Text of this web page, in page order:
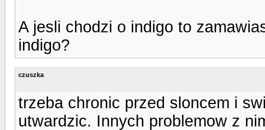
A jesli chodzi o indigo to
indigo?
czuszka
trzeba chronic przed sloncem i
utwardzic. Innych problemow z